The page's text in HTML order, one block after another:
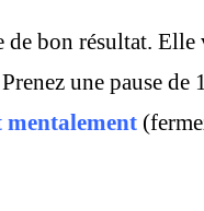
bon résultat.
une pause